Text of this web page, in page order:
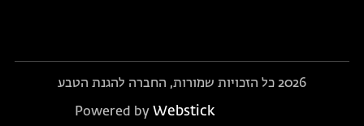
2026 כל הזכויות שמורות, החברה להגנת הטבע
Powered by Webstick